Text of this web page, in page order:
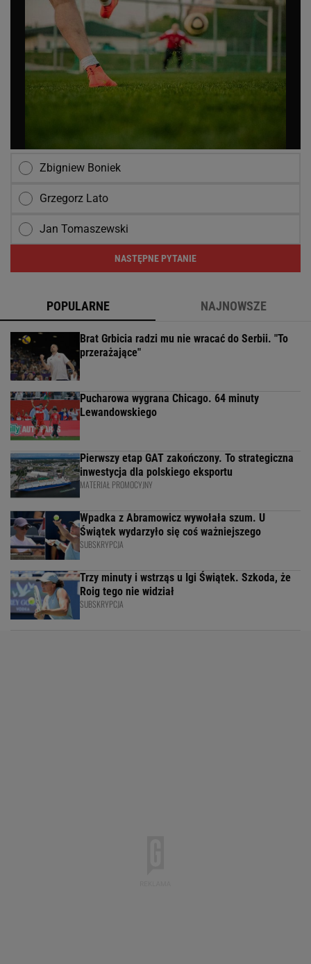
Zbigniew Boniek
Grzegorz Lato
Jan Tomaszewski
NASTĘPNE PYTANIE
POPULARNE NAJNOWSZE
Brat Grbicia radzi mu nie wracać do Serbii. "To
przerażające"
Pucharowa wygrana Chicago. 64 minuty
Lewandowskiego
Pierwszy etap GAT zakończony. To strategiczna
inwestycja dla polskiego eksportu
MATERIAŁ PROMOCYJNY
Wpadka z Abramowicz wywołała szum. U
Świątek wydarzyło się coś ważniejszego
SUBSKRYPCJA
Trzy minuty i wstrząs u Igi Świątek. Szkoda, że
Roig tego nie widział
SUBSKRYPCJA